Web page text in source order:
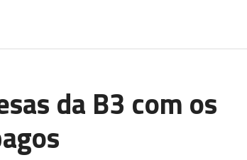
da B3 com os